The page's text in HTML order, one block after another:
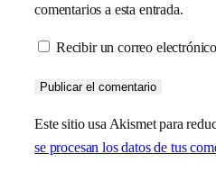
comentarios a esta entrada.
Recibir un correo
Este sitio usa Akismet para
se procesan los datos de tus